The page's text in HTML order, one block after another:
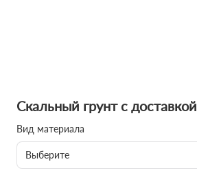
Скальный грунт с доставкой
Вид материала
Выберите